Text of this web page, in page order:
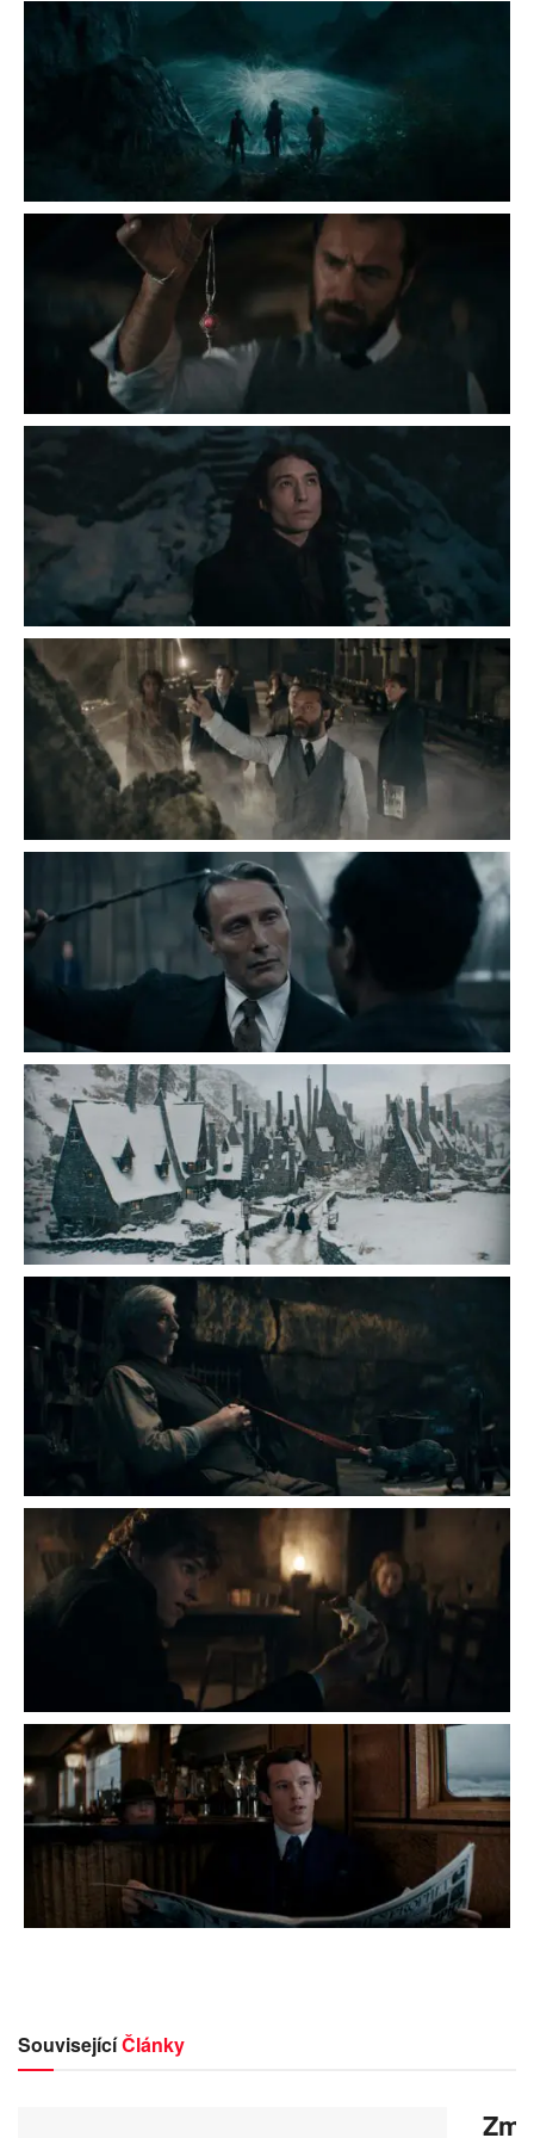
SouvisejícíČlánky